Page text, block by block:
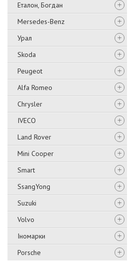
Еталон, Богдан
Mersedes-Benz
Урал
Skoda
Peugeot
Alfa Romeo
Chrysler
IVECO
Land Rover
Mini Cooper
Smart
SsangYong
Suzuki
Volvo
Іномарки
Porsche